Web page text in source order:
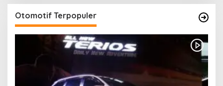
Otomotif Terpopuler